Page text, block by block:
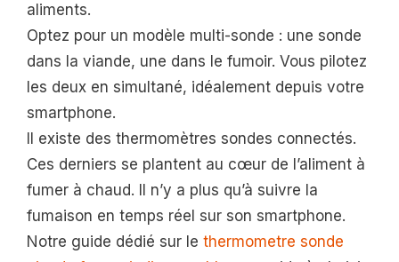
aliments.
Optez pour un modèle multi-sonde : une sonde
dans la viande, une dans le fumoir. Vous pilotez
les deux en simultané, idéalement depuis votre
smartphone.
Il existe des thermomètres sondes connectés.
Ces derniers se plantent au cœur de l’aliment à
fumer à chaud. Il n’y a plus qu’à suivre la
fumaison en temps réel sur son smartphone.
Notre guide dédié sur le thermometre sonde